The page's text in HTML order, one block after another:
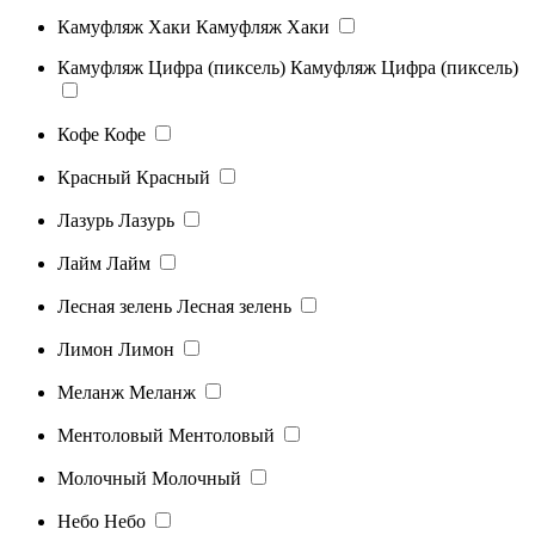
Камуфляж Хаки Камуфляж Хаки
Камуфляж Цифра (пиксель) Камуфляж Цифра (пиксель)
Кофе Кофе
Красный Красный
Лазурь Лазурь
Лайм Лайм
Лесная зелень Лесная зелень
Лимон Лимон
Меланж Меланж
Ментоловый Ментоловый
Молочный Молочный
Небо Небо